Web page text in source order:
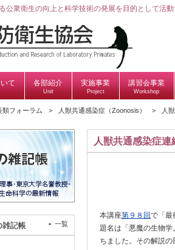
公衆衛生の向上と科学技術の発展を目的として活
て 各部紹介
Unit
実施事業
Project
講習会事業
Workshop
類フォーラム 人獣共通感染症（Zoonosis） 人
人獣共通感染症
本講座第９８回で「最
題名は「悪魔の生物
ちました。その解説
雑記帳 一覧